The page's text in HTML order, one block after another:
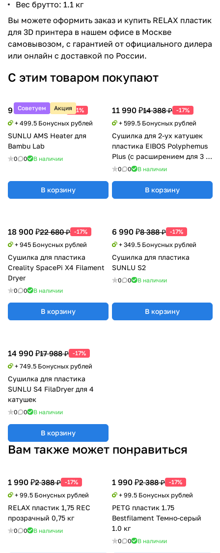
Вес брутто: 1.1 кг
Вы можете оформить заказ и купить RELAX пластик
для 3D принтера в нашем офисе в Москве
самовывозом, с гарантией от официального дилера
или онлайн с доставкой по России.
С этим товаром покупают
Советуем Акция
9 990 ₽20 388 ₽ -51%
+ 499.5 Бонусных рублей
SUNLU AMS Heater для
Bambu Lab
0 0 В наличии
В корзину
11 990 ₽14 388 ₽ -17%
+ 599.5 Бонусных рублей
Сушилка для 2-ух катушек
пластика EIBOS Polyphemus
Plus (с расширением для 3 кг
катушки)
0 0 В наличии
В корзину
18 900 ₽22 680 ₽ -17%
+ 945 Бонусных рублей
Сушилка для пластика
Creality SpacePi X4 Filament
Dryer
0 0 В наличии
В корзину
6 990 ₽8 388 ₽ -17%
+ 349.5 Бонусных рублей
Сушилка для пластика
SUNLU S2
0 0 В наличии
В корзину
14 990 ₽17 988 ₽ -17%
+ 749.5 Бонусных рублей
Сушилка для пластика
SUNLU S4 FilaDryer для 4
катушек
0 0 В наличии
В корзину
Вам также может понравиться
1 990 ₽2 388 ₽ -17%
+ 99.5 Бонусных рублей
RELAX пластик 1,75 REC
прозрачный 0,75 кг
0 0 В наличии
1 990 ₽2 388 ₽ -17%
+ 99.5 Бонусных рублей
PETG пластик 1.75
Bestfilament Темно-серый
1.0 кг
0 0 В наличии